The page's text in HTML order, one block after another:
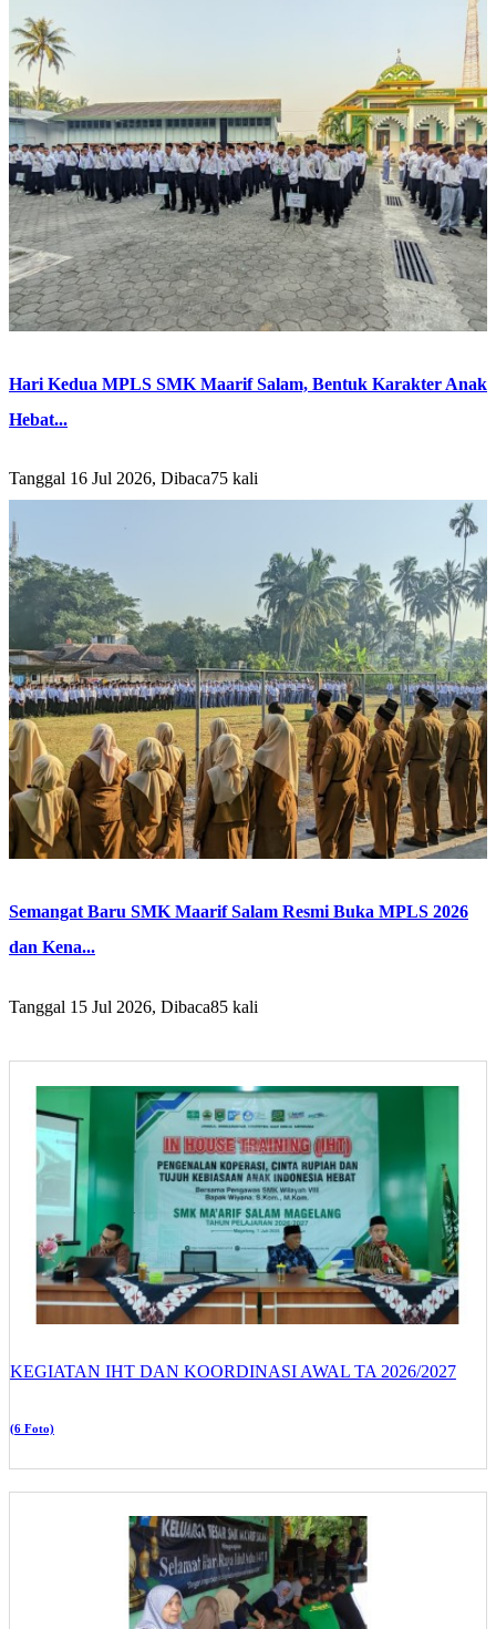
Hari Kedua MPLS SMK Maarif Salam, Bentuk Karakter Anak
Hebat...
Tanggal 16 Jul 2026, Dibaca75 kali
Semangat Baru SMK Maarif Salam Resmi Buka MPLS 2026
dan Kena...
Tanggal 15 Jul 2026, Dibaca85 kali
KEGIATAN IHT DAN KOORDINASI AWAL TA 2026/2027
(6 Foto)